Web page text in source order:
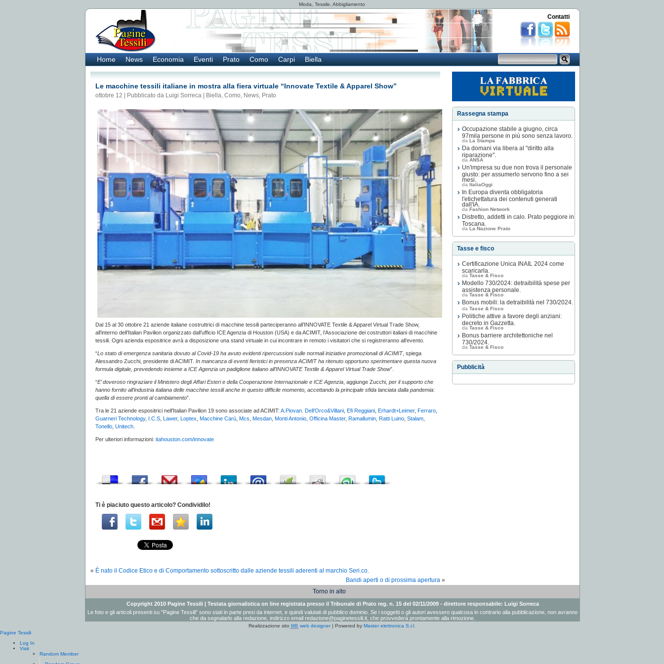
Moda, Tessile, Abbigliamento
Contatti
Home News Economia Eventi Prato Como Carpi Biella
Le macchine tessili italiane in mostra alla fiera virtuale “Innovate Textile & Apparel Show”
ottobre 12 | Pubblicato da Luigi Sorreca | Biella, Como, News, Prato
Dal 15 al 30 ottobre 21 aziende italiane costruttrici di macchine tessili parteciperanno all’INNOVATE Textile & Apparel Virtual Trade Show,
all’interno dell’Italian Pavilion organizzato dall’ufficio ICE Agenzia di Houston (USA) e da ACIMIT, l’Associazione dei costruttori italiani di macchine
tessili. Ogni azienda espositrice avrà a disposizione una stand virtuale in cui incontrare in remoto i visitatori che si registreranno all’evento.
“Lo stato di emergenza sanitaria dovuto al Covid-19 ha avuto evidenti ripercussioni sulle normali iniziative promozionali di ACIMIT, spiega
Alessandro Zucchi, presidente di ACIMIT. In mancanza di eventi fieristici in presenza ACIMIT ha ritenuto opportuno sperimentare questa nuova
formula digitale, prevedendo insieme a ICE Agenzia un padiglione italiano all’INNOVATE Textile & Apparel Virtual Trade Show”.
“E’ doveroso ringraziare il Ministero degli Affari Esteri e della Cooperazione Internazionale e ICE Agenzia , aggiunge Zucchi, per il supporto che
hanno fornito all’industria italiana delle macchine tessili anche in questo difficile momento, accettando la principale sfida lanciata dalla pandemia:
quella di essere pronti al cambiamento”.
Tra le 21 aziende espositrici nell’Italian Pavilion 19 sono associate ad ACIMIT: A.Piovan Dell’Orco&Villani Efi Reggiani Erhardt+Leimer, Ferraro
Guarneri Technology, I.C.S Lawer, Loptex Macchine Carù Mcs Mesdan Monti Antonio Officina Master, Ramallumin Ratti Luino Stalam
Tonello Unitech
Per ulteriori informazioni: itahouston.com/innovate
Ti è piaciuto questo articolo? Condividilo!
« È nato il Codice Etico e di Comportamento sottoscritto dalle aziende tessili aderenti al marchio Seri.co.
Bandi aperti o di prossima apertura »
Rassegna stampa
Occupazione stabile a giugno, circa
97mila persone in più sono senza lavoro.
da La Stampa
Da domani via libera al "diritto alla
riparazione".
da ANSA
Un'impresa su due non trova il personale
giusto: per assumerlo servono fino a sei
mesi.
da ItaliaOggi
In Europa diventa obbligatoria
l'etichettatura dei contenuti generati
dall'IA.
da Fashion Network
Distretto, addetti in calo. Prato peggiore in
Toscana.
da La Nazione Prato
Tasse e fisco
Certificazione Unica INAIL 2024 come
scaricarla.
da Tasse & Fisco
Modello 730/2024: detraibilità spese per
assistenza personale.
da Tasse & Fisco
Bonus mobili: la detraibilità nel 730/2024.
da Tasse & Fisco
Politiche attive a favore degli anziani:
decreto in Gazzetta.
da Tasse & Fisco
Bonus barriere architettoniche nel
730/2024.
da Tasse & Fisco
Pubblicità
Torno in alto
Copyright 2010 Pagine Tessili | Testata giornalistica on line registrata presso il Tribunale di Prato reg. n. 15 del 02/11/2009 - direttore responsabile: Luigi Sorreca
Le foto e gli articoli presenti su "Pagine Tessili" sono stati in parte presi da internet, e quindi valutati di pubblico dominio. Se i soggetti o gli autori avessero qualcosa in contrario alla pubblicazione, non avranno
che da segnalarlo alla redazione, indirizzo email redazione@paginetessili.it , che provvederà prontamente alla rimozione.
Realizzazione sito MB web designer| Powered byMaster elettronica S.r.l.
Pagine Tessili
Log In
Visit
Random Member